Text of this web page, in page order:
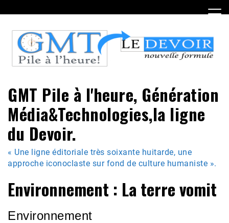
to
content
GMT Pile à l'heure, Génération
Média&Technologies,la ligne
du Devoir.
« Une ligne éditoriale très soixante huitarde, une
approche iconoclaste sur fond de culture humaniste ».
Environnement : La terre vomit
Environnement